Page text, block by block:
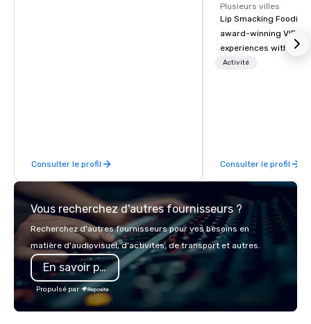
Consulter le profil
Plusieurs villes
Lip Smacking Foodie
award-winning VIP
experiences with
restaurants
and craft cocktails at
with complete VIP
opportunity to sit
colleagues at each
mingle, and easily
with utmost care,
engaging information
Activité
Consulter le profil
Vous recherchez d'autres fournisseurs ?
Recherchez d'autres fournisseurs pour vos besoins en
matière d'audiovisuel, d'activités, de transport et autres.
En savoir plus
Propulsé par